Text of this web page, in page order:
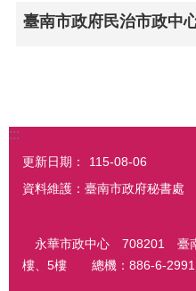
:::
更新日期：
115-08-06
資料維護：臺南市政府秘書處
永華市政中心 708201 臺南
樓、5樓 總機：886-6-